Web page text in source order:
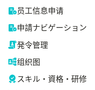
员工信息申请
申請ナビゲーション
発令管理
组织图
スキル・資格・研修